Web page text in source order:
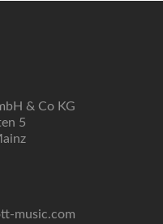
& Co KG
5
music.com